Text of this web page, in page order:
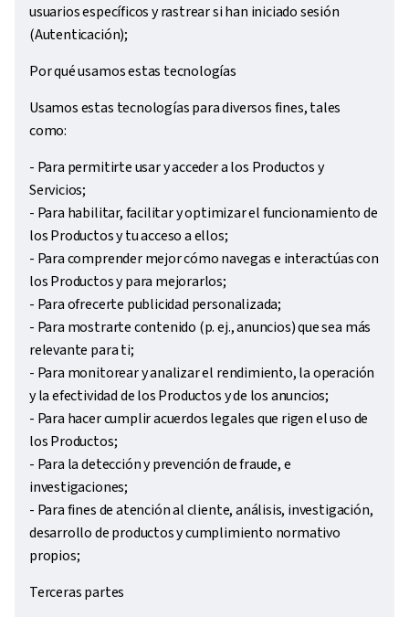
usuarios específicos y rastrear si han iniciado sesión
(Autenticación);
Por qué usamos estas tecnologías
Usamos estas tecnologías para diversos fines, tales
como:
- Para permitirte usar y acceder a los Productos y
Servicios;
- Para habilitar, facilitar y optimizar el funcionamiento de
los Productos y tu acceso a ellos;
- Para comprender mejor cómo navegas e interactúas con
los Productos y para mejorarlos;
- Para ofrecerte publicidad personalizada;
- Para mostrarte contenido (p. ej., anuncios) que sea más
relevante para ti;
- Para monitorear y analizar el rendimiento, la operación
y la efectividad de los Productos y de los anuncios;
- Para hacer cumplir acuerdos legales que rigen el uso de
los Productos;
- Para la detección y prevención de fraude, e
investigaciones;
- Para fines de atención al cliente, análisis, investigación,
desarrollo de productos y cumplimiento normativo
propios;
Terceras partes